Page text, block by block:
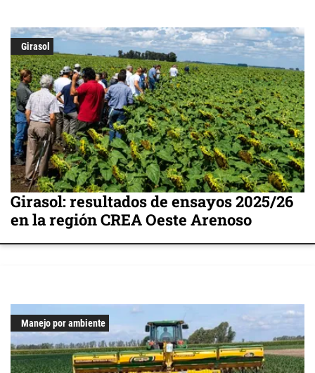
Girasol
Girasol: resultados de ensayos 2025/26
en la región CREA Oeste Arenoso
Manejo por ambiente